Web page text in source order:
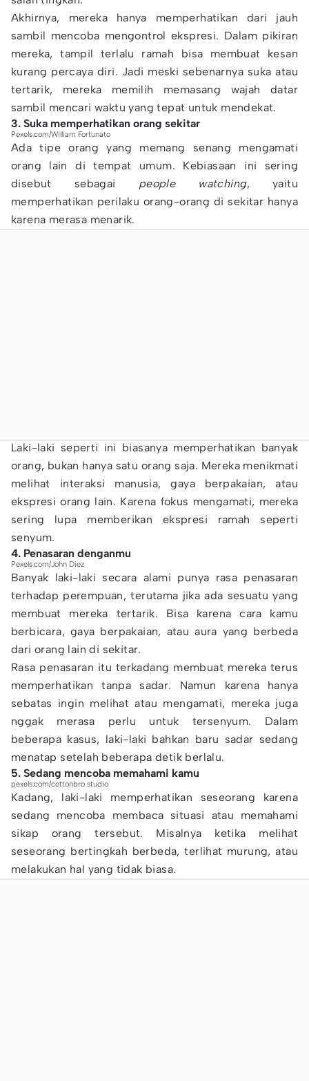
Akhirnya, mereka hanya memperhatikan dari jauh
sambil mencoba mengontrol ekspresi. Dalam pikiran
mereka, tampil terlalu ramah bisa membuat kesan
kurang percaya diri. Jadi meski sebenarnya suka atau
tertarik, mereka memilih memasang wajah datar
sambil mencari waktu yang tepat untuk mendekat.
3. Suka memperhatikan orang sekitar
Pexels.com/William Fortunato
Ada tipe orang yang memang senang mengamati
orang lain di tempat umum. Kebiasaan ini sering
disebut sebagai people watching, yaitu
memperhatikan perilaku orang-orang di sekitar hanya
karena merasa menarik.
Laki-laki seperti ini biasanya memperhatikan banyak
orang, bukan hanya satu orang saja. Mereka menikmati
melihat interaksi manusia, gaya berpakaian, atau
ekspresi orang lain. Karena fokus mengamati, mereka
sering lupa memberikan ekspresi ramah seperti
senyum.
4. Penasaran denganmu
Pexels.com/John Diez
Banyak laki-laki secara alami punya rasa penasaran
terhadap perempuan, terutama jika ada sesuatu yang
membuat mereka tertarik. Bisa karena cara kamu
berbicara, gaya berpakaian, atau aura yang berbeda
dari orang lain di sekitar.
Rasa penasaran itu terkadang membuat mereka terus
memperhatikan tanpa sadar. Namun karena hanya
sebatas ingin melihat atau mengamati, mereka juga
nggak merasa perlu untuk tersenyum. Dalam
beberapa kasus, laki-laki bahkan baru sadar sedang
menatap setelah beberapa detik berlalu.
5. Sedang mencoba memahami kamu
pexels.com/cottonbro studio
Kadang, laki-laki memperhatikan seseorang karena
sedang mencoba membaca situasi atau memahami
sikap orang tersebut. Misalnya ketika melihat
seseorang bertingkah berbeda, terlihat murung, atau
melakukan hal yang tidak biasa.